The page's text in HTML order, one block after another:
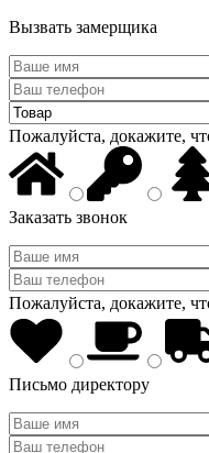
Вызвать замерщика
Пожалуйста, докажите,
Заказать звонок
Пожалуйста, докажите,
Письмо директору